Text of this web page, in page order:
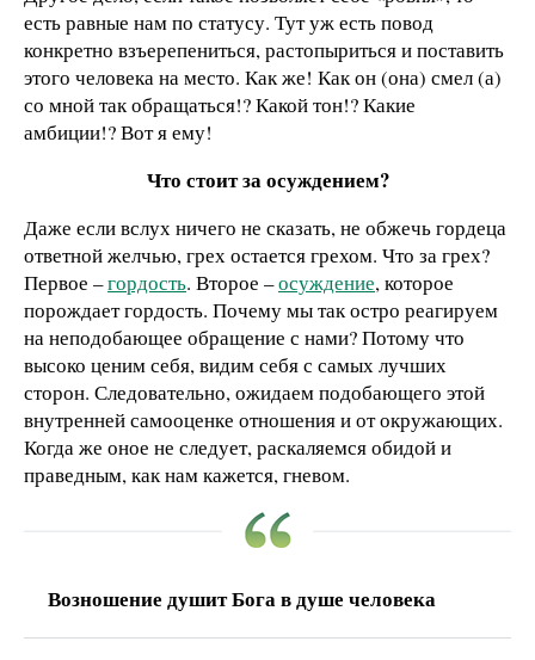
есть равные нам по статусу. Тут уж есть повод
конкретно взъерепениться, растопыриться и поставить
этого человека на место. Как же! Как он (она) смел (а)
со мной так обращаться!? Какой тон!? Какие
амбиции!? Вот я ему!
Что стоит за осуждением?
Даже если вслух ничего не сказать, не обжечь гордеца
ответной желчью, грех остается грехом. Что за грех?
Первое –гордость. Второе –осуждение, которое
порождает гордость. Почему мы так остро реагируем
на неподобающее обращение с нами? Потому что
высоко ценим себя, видим себя с самых лучших
сторон. Следовательно, ожидаем подобающего этой
внутренней самооценке отношения и от окружающих.
Когда же оное не следует, раскаляемся обидой и
праведным, как нам кажется, гневом.
Возношение душит Бога в душе человека